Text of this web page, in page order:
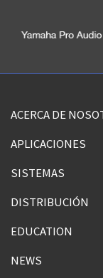
ACERCA DE
APLICACIONES
SISTEMAS
DISTRIBUCIÓN
EDUCATION
NEWS